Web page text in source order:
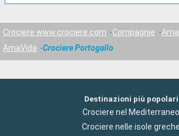
Crociere www.crociere.com Compagnie
AmaVida
Crociere Portogallo
Destinazioni più popolari
Crociere nel Mediterraneo
Crociere nelle isole greche